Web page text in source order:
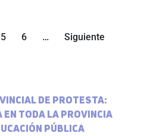
5 6 … Siguiente
DE PROTESTA:
TODA LA PROVINCIA
PÚBLICA